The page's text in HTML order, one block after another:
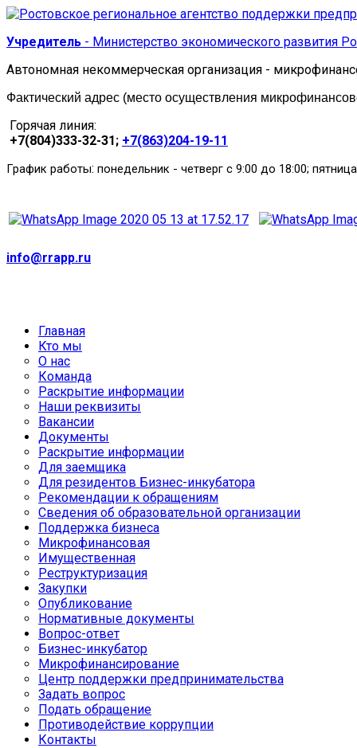
Учредитель - Министерство экономического развития
Автономная некоммерческая организация -
Фактический адрес (место осуществления
Горячая линия:
+7(804)333-32-31; +7(863)204-19-11
График работы: понедельник - четверг с 9:00 до 18:00;
info@rrapp.ru
Главная
Кто мы
О нас
Команда
Раскрытие информации
Наши реквизиты
Вакансии
Документы
Раскрытие информации
Для заемщика
Для резидентов Бизнес-инкубатора
Рекомендации к обращениям
Сведения об образовательной организации
Поддержка бизнеса
Микрофинансовая
Имущественная
Реструктуризация
Закупки
Опубликование
Нормативные документы
Вопрос-ответ
Бизнес-инкубатор
Микрофинансирование
Центр поддержки предпринимательства
Задать вопрос
Подать обращение
Противодействие коррупции
Контакты